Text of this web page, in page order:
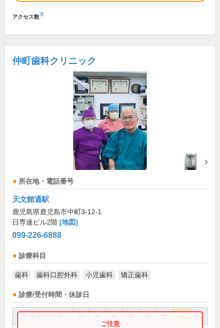
アクセス数※
仲町歯科クリニック
所在地・電話番号
天文館通駅
鹿児島県鹿児島市中町3-12-1
日専連ビル2階 [地図]
099-226-6888
診療科目
歯科 歯科口腔外科 小児歯科 矯正歯科
診療/受付時間・休診日
祝